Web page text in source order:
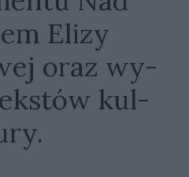
Elizy
oraz wy­
kul­